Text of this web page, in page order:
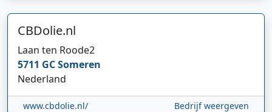
CBDolie.nl
Laan ten Roode2
5711 GCSomeren
Nederland
www.cbdolie.nl/ Bedrijf weergeven